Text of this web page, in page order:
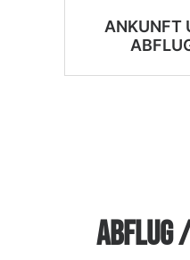
ANKUNFT
ABFLUG